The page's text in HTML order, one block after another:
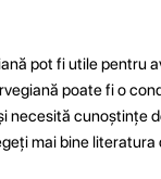
pot fi utile pentru
poate fi o
necesită cunoștințe
mai bine